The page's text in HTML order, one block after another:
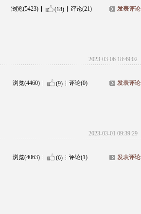
浏览(5423) (18) 评论(21) 发表评论
2023-03-06 18:49:02
浏览(4460) (9) 评论(0) 发表评论
2023-03-01 09:39:29
浏览(4063) (6) 评论(1) 发表评论